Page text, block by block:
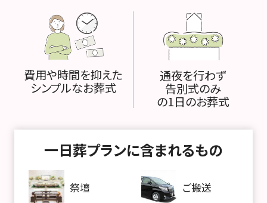
費用や時間を抑えた
シンプルなお葬式
通夜を行わず
告別式のみ
の1日のお葬式
一日葬プランに含まれるもの
祭壇 ご搬送